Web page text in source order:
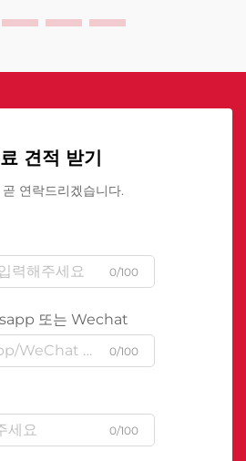
견적 받기
연락드리겠습니다.
0/100
또는 Wechat
0/100
0/100